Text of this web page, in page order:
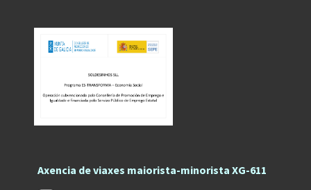
Axencia de viaxes maiorista-minorista XG-611